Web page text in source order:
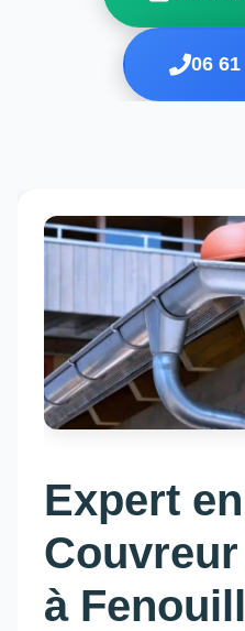
06
Expert en
à